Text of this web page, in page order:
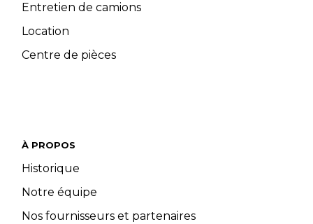
Entretien de camions
Location
Centre de pièces
À PROPOS
Historique
Notre équipe
Nos fournisseurs et partenaires